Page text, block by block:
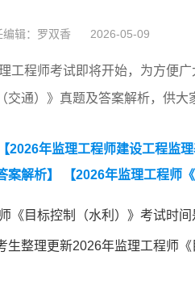
编辑：罗双香 2026-05-09
工程师考试即将开始，为方便
交通）》真题及答案解析，供大
【2026年监理工程师建设工程监
案解析】
【2026年监理工程师
师《建设工程监理案例分析》（
《目标控制（水利）》考试时
生整理更新2026年监理工程师